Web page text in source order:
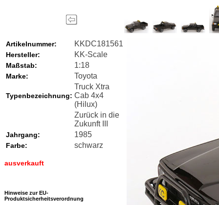
Artikelnummer: KKDC181561
Hersteller: KK-Scale
Maßstab: 1:18
Marke: Toyota
Typenbezeichnung:
Truck Xtra
Cab 4x4
(Hilux)
Zurück in die
Zukunft III
Jahrgang: 1985
Farbe: schwarz
ausverkauft
Hinweise zur EU-
Produktsicherheitsverordnung